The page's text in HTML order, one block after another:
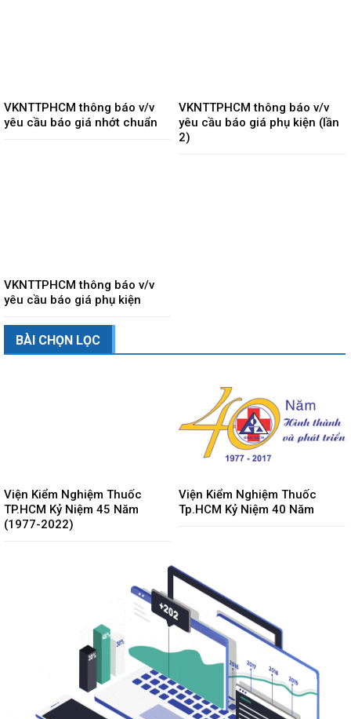
VKNTTPHCM thông báo v/v
yêu cầu báo giá nhớt chuẩn
VKNTTPHCM thông báo v/v
yêu cầu báo giá phụ kiện (lần
2)
VKNTTPHCM thông báo v/v
yêu cầu báo giá phụ kiện
BÀI CHỌN LỌC
Viện Kiểm Nghiệm Thuốc
TP.HCM Kỷ Niệm 45 Năm
(1977-2022)
Viện Kiểm Nghiệm Thuốc
Tp.HCM Kỷ Niệm 40 Năm